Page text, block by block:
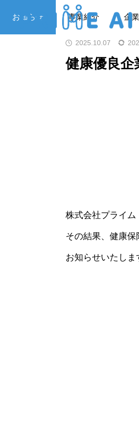
お知らせ 事業紹介 企
お知らせ
2025.10.07
健康優良
株式会社プライム
その結果、健康保
お知らせいたしま